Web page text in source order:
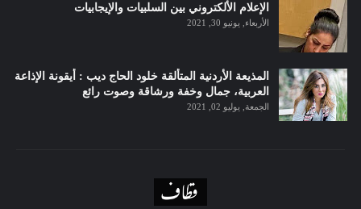
الإعلام الألكتروني بين السلبيات والإيجابيات
الأربعاء, يونيو 30, 2021
المذيعة الأردنية المتألقة خلود الحاج ديب : أيقونة الإذاعة
العربية، جمال وخفة ورشاقة وصوت رائع
الجمعة, يوليو 02, 2021